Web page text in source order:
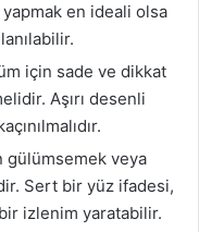
yapmak en ideali olsa
için sade ve dikkat
Aşırı desenli
gülümsemek veya
Sert bir yüz ifadesi,
izlenim yaratabilir.